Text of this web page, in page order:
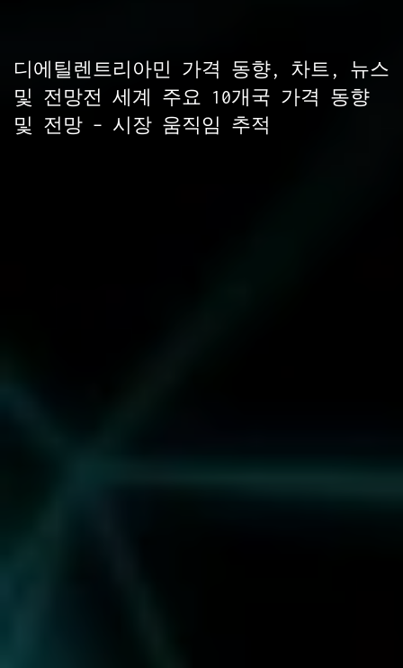
디에틸렌트리아민 가격 동향, 차트, 뉴스
및 전망전 세계 주요 10개국 가격 동향
및 전망 – 시장 움직임 추적